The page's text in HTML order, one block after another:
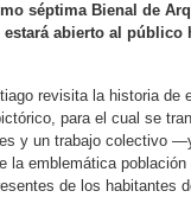
séptima Bienal de
abierto al público
revisita la historia de
para el cual se
y un trabajo colectivo
emblemática población
de los habitantes